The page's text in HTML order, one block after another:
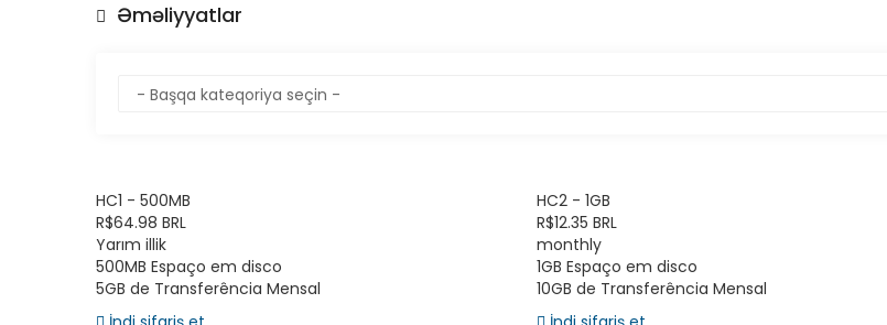
Əməliyyatlar
HC1 - 500MB
R$64.98 BRL
Yarım illik
500MB Espaço em disco
5GB de Transferência Mensal
HC2 - 1GB
R$12.35 BRL
monthly
1GB Espaço em disco
10GB de Transferência Mensal